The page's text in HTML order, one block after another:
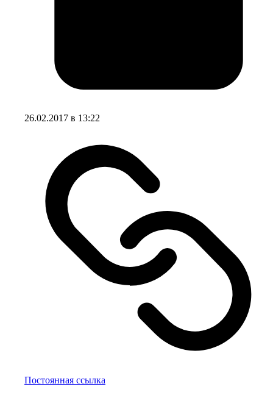
26.02.2017 в 13:22
Постоянная ссылка